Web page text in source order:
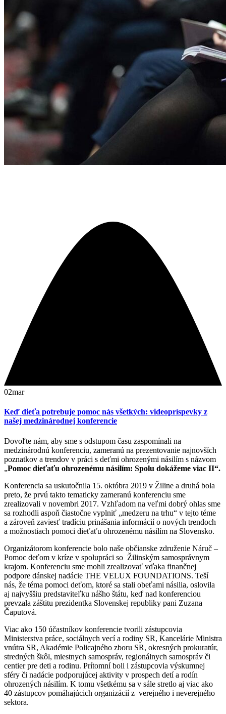
02mar
Keď dieťa potrebuje pomoc nás všetkých: videopríspevky z
našej medzinárodnej konferencie
Dovoľte nám, aby sme s odstupom času zaspomínali na
medzinárodnú konferenciu, zameranú na prezentovanie najnovších
poznatkov a trendov v práci s deťmi ohrozenými násilím s názvom
„Pomoc dieťaťu ohrozenému násilím: Spolu dokážeme viac II“.
Konferencia sa uskutočnila 15. októbra 2019 v Žiline a druhá bola
preto, že prvú takto tematicky zameranú konferenciu sme
zrealizovali v novembri 2017. Vzhľadom na veľmi dobrý ohlas sme
sa rozhodli aspoň čiastočne vyplniť „medzeru na trhu“ v tejto téme
a zároveň zaviesť tradíciu prinášania informácií o nových trendoch
a možnostiach pomoci dieťaťu ohrozenému násilím na Slovensko.
Organizátorom konferencie bolo naše občianske združenie Náruč –
Pomoc deťom v kríze v spolupráci so Žilinským samosprávnym
krajom. Konferenciu sme mohli zrealizovať vďaka finančnej
podpore dánskej nadácie THE VELUX FOUNDATIONS. Teší
nás, že téma pomoci deťom, ktoré sa stali obeťami násilia, oslovila
aj najvyššiu predstaviteľku nášho štátu, keď nad konferenciou
prevzala záštitu prezidentka Slovenskej republiky pani Zuzana
Čaputová.
Viac ako 150 účastníkov konferencie tvorili zástupcovia
Ministerstva práce, sociálnych vecí a rodiny SR, Kancelárie Ministra
vnútra SR, Akadémie Policajného zboru SR, okresných prokuratúr,
stredných škôl, miestnych samospráv, regionálnych samospráv či
centier pre deti a rodinu. Prítomní boli i zástupcovia výskumnej
sféry či nadácie podporujúcej aktivity v prospech detí a rodín
ohrozených násilím. K tomu všetkému sa v sále stretlo aj viac ako
40 zástupcov pomáhajúcich organizácií z verejného i neverejného
sektora.